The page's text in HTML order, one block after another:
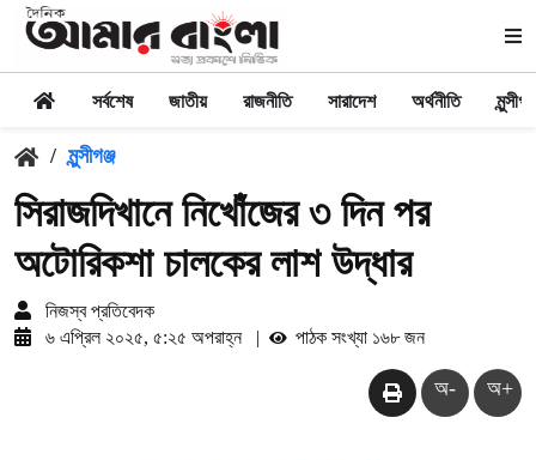
সর্বশেষ জাতীয় রাজনীতি সারাদেশ অর্থনীতি
/ মুন্সীগঞ্জ
সিরাজদিখানে নিখোঁজের ৩ দিন পর
অটোরিকশা চালকের লাশ উদ্ধার
নিজস্ব প্রতিবেদক
৬ এপ্রিল ২০২৫, ৫:২৫ অপরাহ্ন
| পাঠক সংখ্যা ১৬৮ জন
অ- অ+